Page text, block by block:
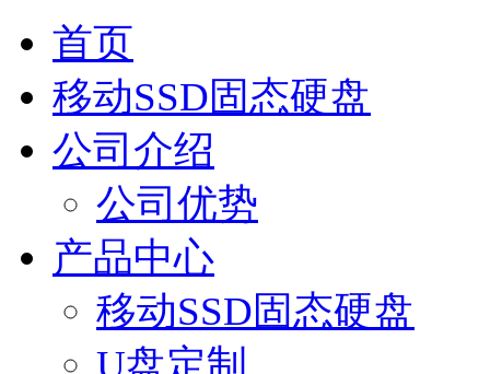
首页
移动SSD固态硬盘
公司介绍
公司优势
产品中心
移动SSD固态硬盘
U盘定制